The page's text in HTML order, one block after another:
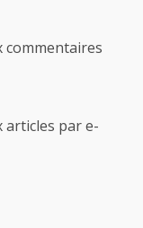
commentaires
articles par e-